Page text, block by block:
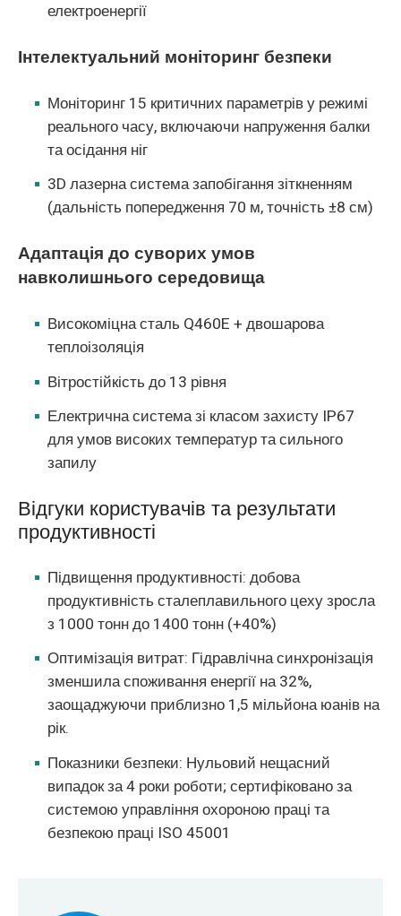
електроенергії
Інтелектуальний моніторинг безпеки
Моніторинг 15 критичних параметрів у режимі
реального часу, включаючи напруження балки
та осідання ніг
3D лазерна система запобігання зіткненням
(дальність попередження 70 м, точність ±8 см)
Адаптація до суворих умов
навколишнього середовища
Високоміцна сталь Q460E + двошарова
теплоізоляція
Вітростійкість до 13 рівня
Електрична система зі класом захисту IP67
для умов високих температур та сильного
запилу
Відгуки користувачів та результати
продуктивності
Підвищення продуктивності: добова
продуктивність сталеплавильного цеху зросла
з 1000 тонн до 1400 тонн (+40%)
Оптимізація витрат: Гідравлічна синхронізація
зменшила споживання енергії на 32%,
заощаджуючи приблизно 1,5 мільйона юанів на
рік.
Показники безпеки: Нульовий нещасний
випадок за 4 роки роботи; сертифіковано за
системою управління охороною праці та
безпекою праці ISO 45001